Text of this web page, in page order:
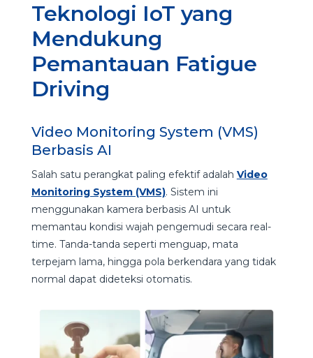
Teknologi IoT yang
Mendukung
Pemantauan Fatigue
Driving
Video Monitoring System (VMS)
Berbasis AI
Salah satu perangkat paling efektif adalah Video
Monitoring System (VMS). Sistem ini
menggunakan kamera berbasis AI untuk
memantau kondisi wajah pengemudi secara real-
time. Tanda-tanda seperti menguap, mata
terpejam lama, hingga pola berkendara yang tidak
normal dapat dideteksi otomatis.